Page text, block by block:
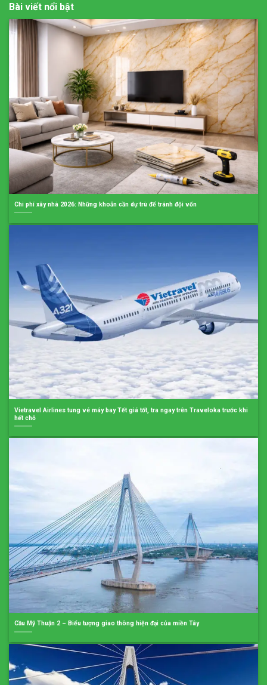
Bài viết nổi bật
Chi phí xây nhà 2026: Những khoản cần dự trù để tránh đội vốn
Vietravel Airlines tung vé máy bay Tết giá tốt, tra ngay trên Traveloka trước khi
hết chỗ
Cầu Mỹ Thuận 2 – Biểu tượng giao thông hiện đại của miền Tây